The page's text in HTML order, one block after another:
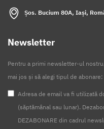
Șos. Bucium 80A, Iași,
Newsletter
Pentru a primi newsletter-ul
mai jos și să alegi tipul de
Adresa de email va fi utilizată
(săptămânal sau lunar).
DEZABONARE din cadrul